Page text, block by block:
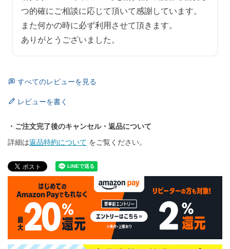
つ的確にご相談に応じて頂いて感謝しています。
また何かの時に必ず利用させて頂きます。
ありがとうございました。
すべてのレビューを見る
レビューを書く
・ご注文完了後のキャンセル・返品について
詳細は返品特約について をご覧ください。